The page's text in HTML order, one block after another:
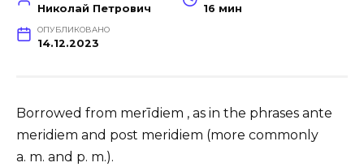
Николай Петрович 16 мин
ОПУБЛИКОВАНО
14.12.2023
Borrowed from merīdiem , as in the phrases ante
meridiem and post meridiem (more commonly
a. m. and p. m.).